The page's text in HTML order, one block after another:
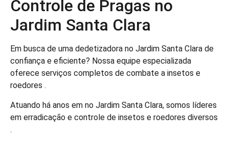
Controle de Pragas no
Jardim Santa Clara
Em busca de uma dedetizadora no Jardim Santa Clara de
confiança e eficiente? Nossa equipe especializada
oferece serviços completos de combate a insetos e
roedores .
Atuando há anos em no Jardim Santa Clara, somos líderes
em erradicação e controle de insetos e roedores diversos
.